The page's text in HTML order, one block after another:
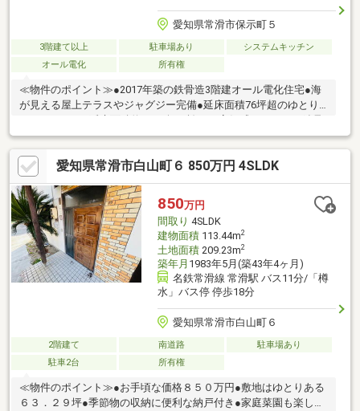
愛知県常滑市保示町５
3階建て以上 駐車場あり
システムキッチン
オール電化
所有権
≪物件のポイント≫●2017年築の鉄骨造3階建オール電化住宅●海
が見える屋上テラスやジャグジー完備●延床面積76坪超のゆとり
造3階建オール電化住宅です。海が見える屋上テラスをはじめ、ジ
ャグジーや3階のラウンジなど、ワンランク上の贅沢な設備が揃っ
ており、部屋数も豊富なため多彩なライフスタイルに対応しま
す。≪周辺環境のポイント≫●陽当り・通風良好な南西角地●海に
近く穏やかな閑静な住宅街●コンビニまで徒歩約7分でお買い物も
便利＊南西側幅約9.0m、北西側幅約5.7mの公道に面した開放的な
角地です。
愛知県常滑市白山町６ 850万円 4SLDK
850万円
間取り 4SLDK
建物面積113.44m2
土地面積209.23m2
築年月 1983年5月(築43年4ヶ月)
名鉄常滑線 常滑駅 バス11分/「樽
水」バス停 停歩18分
愛知県常滑市白山町６
2階建て 南道路
駐車場あり
駐車2台
所有権
≪物件のポイント≫●お手頃な価格８５０万円●敷地はゆとりある
６３．２９坪●季節物の収納に便利な納戸付き●家庭菜園も楽しめ